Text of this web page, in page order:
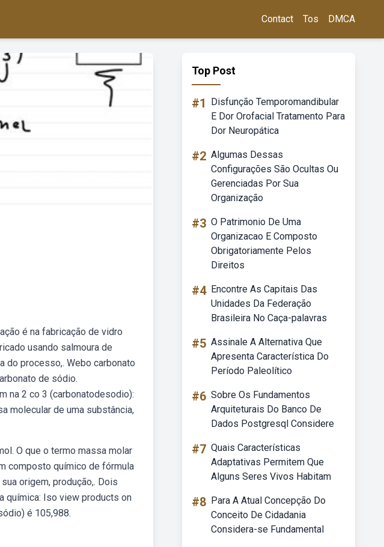
Contact Tos DMCA
é na fabricação de vidro
usando salmoura de
do processo,. Webo carbonato
de sódio.
na 2 co 3 (carbonatodesodio):
molecular de uma substância,
O que o termo massa molar
composto químico de fórmula
origem, produção,. Dois
química: Iso view products on
é 105,988.
Top Post
#1
Disfunção Temporomandibular
E Dor Orofacial Tratamento Para
Dor Neuropática
#2 Algumas Dessas
Configurações São Ocultas Ou
Gerenciadas Por Sua
Organização
#3 O Patrimonio De Uma
Organizacao E Composto
Obrigatoriamente Pelos
Direitos
#4 Encontre As Capitais Das
Unidades Da Federação
Brasileira No Caça-palavras
#5 Assinale A Alternativa Que
Apresenta Característica Do
Período Paleolítico
#6 Sobre Os Fundamentos
Arquiteturais Do Banco De
Dados Postgresql Considere
#7 Quais Características
Adaptativas Permitem Que
Alguns Seres Vivos Habitam
#8 Para A Atual Concepção Do
Conceito De Cidadania
Considera-se Fundamental